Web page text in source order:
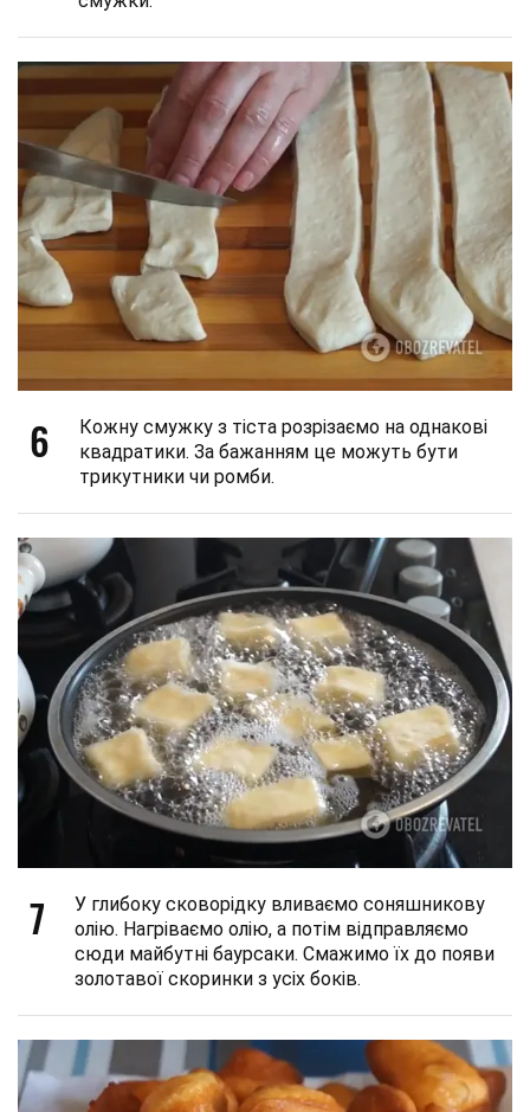
6
Кожну смужку з тіста розрізаємо на однакові
квадратики. За бажанням це можуть бути
трикутники чи ромби.
7
У глибоку сковорідку вливаємо соняшникову
олію. Нагріваємо олію, а потім відправляємо
сюди майбутні баурсаки. Смажимо їх до появи
золотавої скоринки з усіх боків.